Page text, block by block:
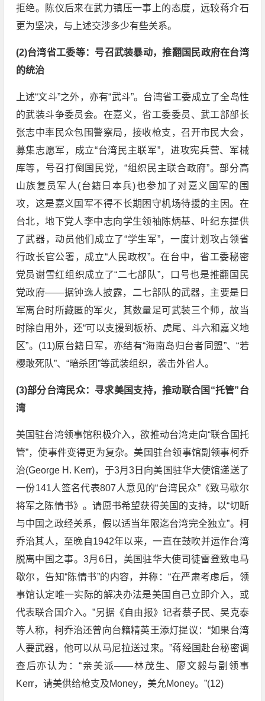
拒绝。陈仪后来在武力镇压一事上的态度，远较蒋介石
更为坚决，与上述交涉多少有些关系。
(2)台湾省工委等：号召武装暴动，推翻国民政府在台湾
的统治
上述“文斗”之外，亦有“武斗”。台湾省工委成立了全岛性
的武装斗争委员会。在嘉义，省工委委员、武工部部长
张志中率民众包围警察局，接收枪支，召开市民大会，
募集志愿军，成立“台湾民主联军”，进攻宪兵营、军械
库等，号召打倒国民党，“组织民主联合政府”。部分高
山族复员军人(台籍日本兵)也参加了对嘉义国军的围
攻，这是嘉义国军不得不长期困守机场待援的主因。在
台北，地下党人李中志向学生领袖陈炳基、叶纪东提供
了武器，动员他们成立了“学生军”，一度计划攻占领省
行政长官公署，成立“人民政权”。在台中，省工委秘密
党员谢雪红组织成立了“二七部队”，口号也是推翻国民
党政府——据钟逸人披露，二七部队的武器，主要是日
军离台时所藏匿的军火，其数量足可武装三个师，故当
时除自用外，还“可以支援到板桥、虎尾、斗六和嘉义地
区”。(11)原台籍日军，亦结有“海南岛归台者同盟”、“若
樱敢死队”、“暗杀团”等武装组织，袭击外省人。
(3)部分台湾民众：寻求美国支持，推动联合国“托管”台
湾
美国驻台湾领事馆积极介入，欲推动台湾走向“联合国托
管”，使事件变得更为复杂。美国驻台领事馆副领事柯乔
治(George H. Kerr)，于3月3日向美国驻华大使馆递送了
一份141人签名代表807人意见的“台湾民众”《致马歇尔
将军之陈情书》。请愿书希望获得美国的支持，以“切断
与中国之政经关系，假以适当年限迄台湾完全独立”。柯
乔治其人，至晚自1942年以来，一直在鼓吹并运作台湾
脱离中国之事。3月6日，美国驻华大使司徒雷登致电马
歇尔，告知“陈情书”的内容，并称：“在严肃考虑后，领
事馆认定唯一实际的解决办法是美国自己立即介入，或
代表联合国介入。”另据《自由报》记者蔡子民、吴克泰
等人称，柯乔治还曾向台籍精英王添灯提议：“如果台湾
人要武器，他可以从马尼拉送过来。”蒋经国赴台秘密调
查后亦认为：“亲美派——林茂生、廖文毅与副领事
Kerr，请美供给枪支及Money，美允Money。”(12)